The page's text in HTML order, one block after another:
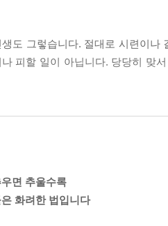
도 그렇습니다. 절대로 시련이
피할 일이 아닙니다. 당당히 맞
그 어떤 계기를 말해요. 터닝 포
면 추울수록
화려한 법입니다